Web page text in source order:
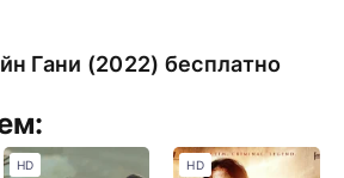
Гани (2022) бесплатно
HD HD